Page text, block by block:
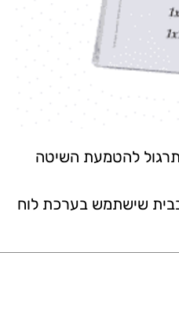
להטמעת השיטה
שישתמש בערכת לוח